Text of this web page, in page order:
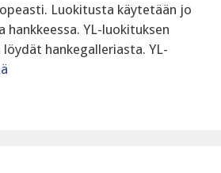
Luokitusta käytetään jo
hankkeessa. YL-luokituksen
hankegalleriasta. YL-